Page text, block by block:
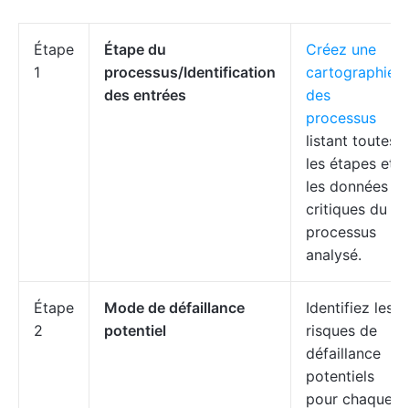
Étape
1
Étape du
processus/Identification
des entrées
Créez une
cartographie
des
processus
listant toutes
les étapes et
les données
critiques du
processus
analysé.
Étape
2
Mode de défaillance
potentiel
Identifiez les
risques de
défaillance
potentiels
pour chaque